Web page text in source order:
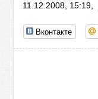
11.12.2008, 15:19,
Вконтакте